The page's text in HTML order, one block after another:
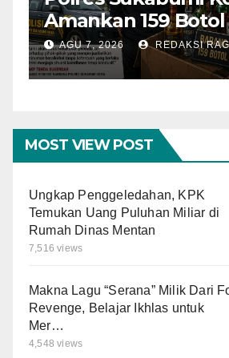
Miras
dalam
RAGAM BAHASA
Sopir,
AGU 6,
MOST VIEW POST
Ungkap Penggeledahan, KPK
Temukan Uang Puluhan Miliar di
Rumah Dinas Mentan
7,516 views
Makna Lagu “Serana” Milik Dari
Revenge, Belajar Ikhlas untuk
Mer…
4,548 views